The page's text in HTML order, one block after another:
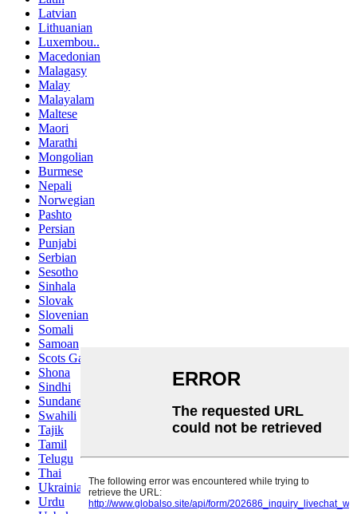
Latvian
Lithuanian
Luxembou..
Macedonian
Malagasy
Malay
Malayalam
Maltese
Maori
Marathi
Mongolian
Burmese
Nepali
Norwegian
Pashto
Persian
Punjabi
Serbian
Sesotho
Sinhala
Slovak
Slovenian
Somali
Samoan
Scots Gaelic
Shona
Sindhi
Sundanese
Swahili
Tajik
Tamil
Telugu
Thai
Ukrainian
Urdu